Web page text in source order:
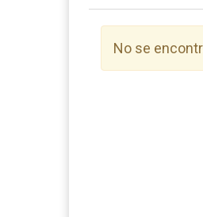
No se